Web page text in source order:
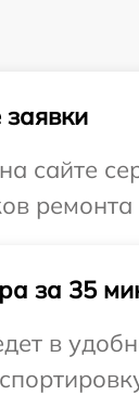
сайте
за 35
в